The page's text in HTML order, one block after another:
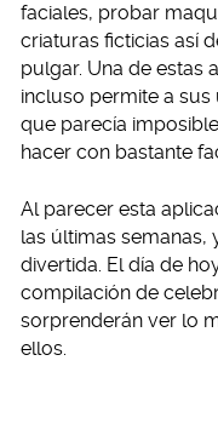
faciales, probar
criaturas ficticias así
pulgar. Una de estas
incluso permite a
que parecía
hacer con bastante
Al parecer esta
las últimas semanas,
divertida. El día de
compilación de
sorprenderán ver lo
ellos.